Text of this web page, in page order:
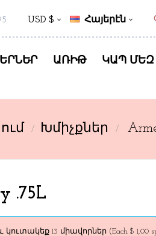
USD $ Հայերէն
ԱՌԻԹ ԿԱՊ ՄԵԶ
Խմիչքներ
.75L
13 միավորներ (Each $ 1,00